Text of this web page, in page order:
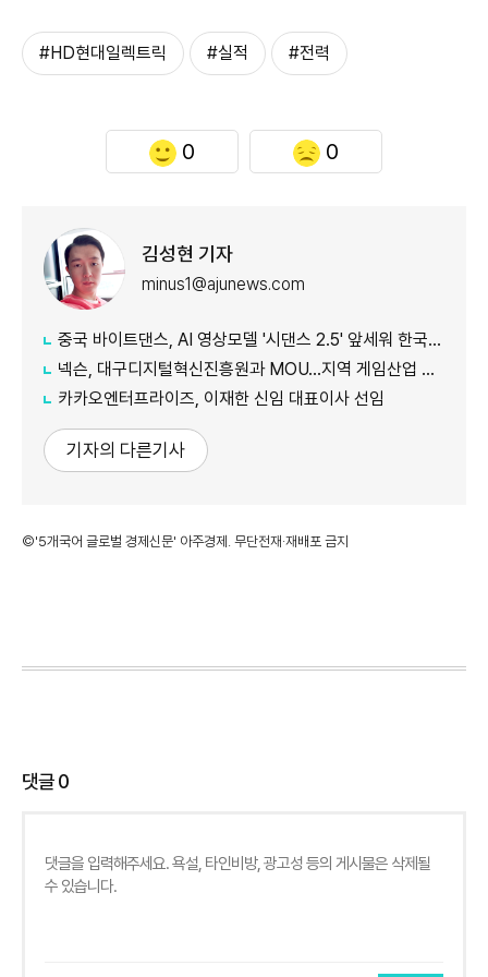
#HD현대일렉트릭 #실적 #전력
0 0
김성현 기자
minus1@ajunews.com
중국 바이트댄스, AI 영상모델 '시댄스 2.5' 앞세워 한국 공략 본격화
넥슨, 대구디지털혁신진흥원과 MOU…지역 게임산업 육성 나선다
카카오엔터프라이즈, 이재한 신임 대표이사 선임
기자의 다른기사
©'5개국어 글로벌 경제신문' 아주경제. 무단전재·재배포 금지
댓글0